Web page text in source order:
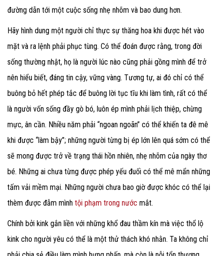
đường dẫn tới một cuộc sống nhẹ nhõm và bao dung hơn.
Hãy hình dung một người chỉ thực sự thăng hoa khi được hét vào
mặt và ra lệnh phải phục tùng. Có thể đoán được rằng, trong đời
sống thường nhật, họ là người lúc nào cũng phải gồng mình để trở
nên hiểu biết, đáng tin cậy, vững vàng. Tương tự, ai đó chỉ có thể
buông bỏ hết phép tắc để buông lời tục tĩu khi làm tình, rất có thể
là người vốn sống đầy gò bó, luôn ép mình phải lịch thiệp, chừng
mực, ân cần. Nhiều năm phải “ngoan ngoãn” có thể khiến ta đê mê
khi được “làm bậy”; những người từng bị ép lớn lên quá sớm có thể
sẽ mong được trở về trạng thái hồn nhiên, nhẹ nhõm của ngày thơ
bé. Những ai chưa từng được phép yếu đuối có thể mê mẩn những
tấm vải mềm mại. Những người chưa bao giờ được khóc có thể lại
thèm được đẫm mình tội phạm trong nước mắt.
Chính bởi kink gắn liền với những khổ đau thầm kín mà việc thổ lộ
kink cho người yêu có thể là một thử thách khó nhằn. Ta không chỉ